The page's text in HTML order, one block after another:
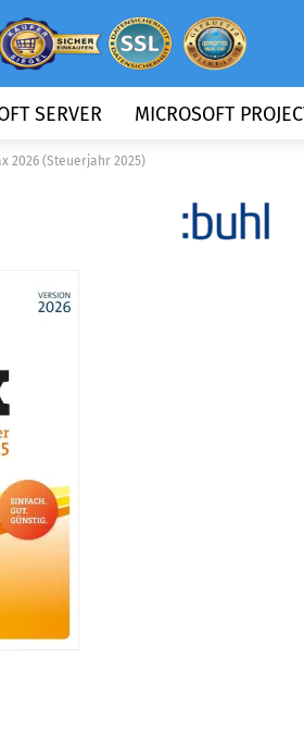
SERVER MICROSOFT
2026 (Steuerjahr 2025)